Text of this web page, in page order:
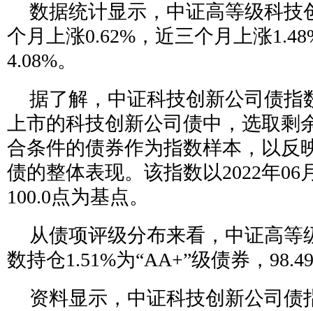
数据统计显示，中证高等级科技
个月上涨0.62%，近三个月上涨
4.08%。
据了解，中证科技创新公司债指
上市的科技创新公司债中，选取剩
合条件的债券作为指数样本，以反
债的整体表现。该指数以2022年06
100.0点为基点。
从债项评级分布来看，中证高等
数持仓1.51%为“AA+”级债券，
资料显示，中证科技创新公司债